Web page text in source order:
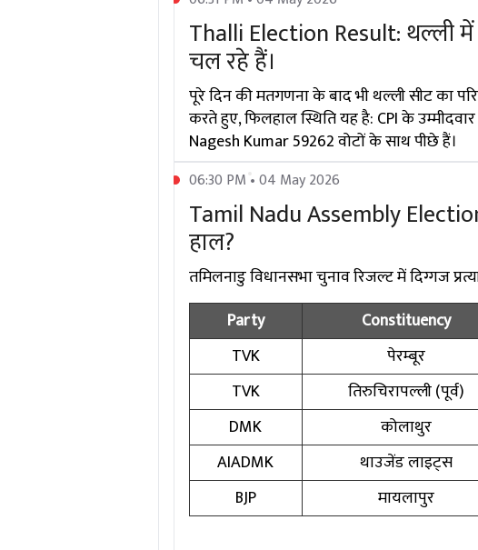
Thalli Election Result: थल्ली
चल रहे हैं।
पूरे दिन की मतगणना के बाद भी थल्ली सीट का
करते हुए, फिलहाल स्थिति यह है: CPI के
Nagesh Kumar 59262 वोटों के साथ पीछे हैं।
06:30 PM • 04 May 2026
Tamil Nadu Assembly
हाल?
तमिलनाडु विधानसभा चुनाव रिजल्ट में दिग्गज
Party
Constituency
TVK
पेरम्बूर
TVK
तिरुचिरापल्ली (पूर्व)
DMK
कोलाथुर
AIADMK
थाउजेंड लाइट्स
BJP
मायलापुर